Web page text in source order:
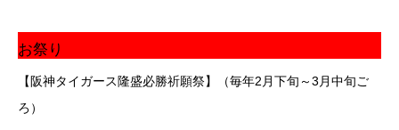
お祭り
【阪神タイガース隆盛必勝祈願祭】（毎年2月下旬～3月中旬ご
ろ）